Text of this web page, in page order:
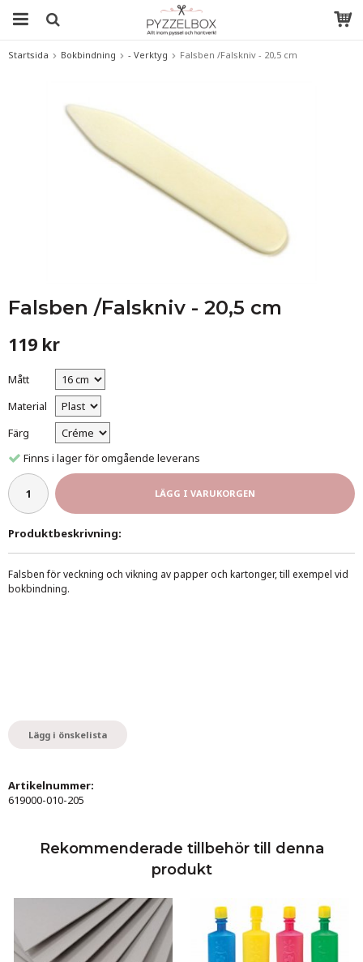
Startsida Bokbindning - Verktyg Falsben /Falskniv - 20,5 cm
Falsben /Falskniv - 20,5 cm
119 kr
Mått
Material
Färg
Finns i lager för omgående leverans
LÄGG I VARUKORGEN
Produktbeskrivning:
Falsbenför veckning och vikning av papper och kartonger, till exempel vid
bokbindning.
Lägg i önskelista
Artikelnummer:
619000-010-205
Rekommenderade tillbehör till denna
produkt